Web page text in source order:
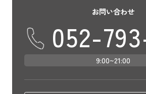
お問い合わせ
052-
9:00~21:00